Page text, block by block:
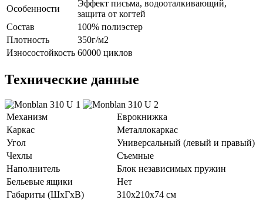
Особенности
Эффект письма, водооталкивающий,
защита от когтей
Состав
100% полиэстер
Плотность
350г/м2
Износостойкость 60000 циклов
Технические данные
Механизм
Еврокнижка
Каркас
Металлокаркас
Угол
Универсальный (левый и правый)
Чехлы
Съемные
Наполнитель
Блок независимых пружин
Бельевые ящики
Нет
Габариты (ШхГхВ)
310х210х74 см